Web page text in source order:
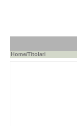
Home/Titolari